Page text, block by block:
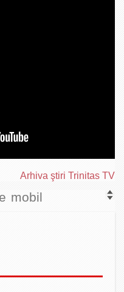
Arhiva ştiri Trinitas TV
mobil